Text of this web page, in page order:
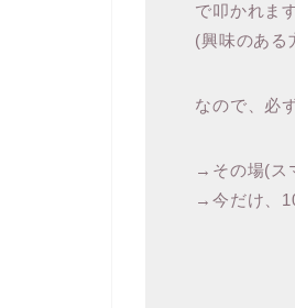
で叩かれま
(興味のあ
なので、必
→その場(ス
→今だけ、